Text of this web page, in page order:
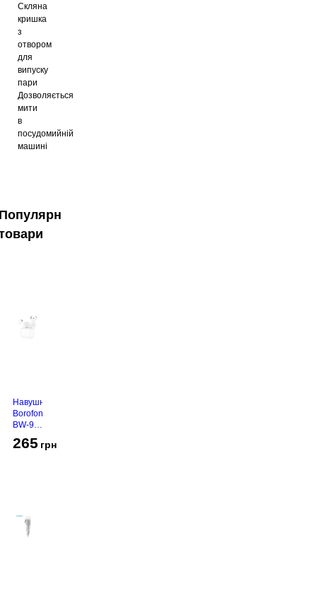
Скляна
кришка
з
отвором
для
випуску
пари
Дозволяється
мити
в
посудомийній
машині
Навушники
Borofone
BW-94
White
265 грн